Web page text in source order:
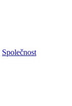
Společnost